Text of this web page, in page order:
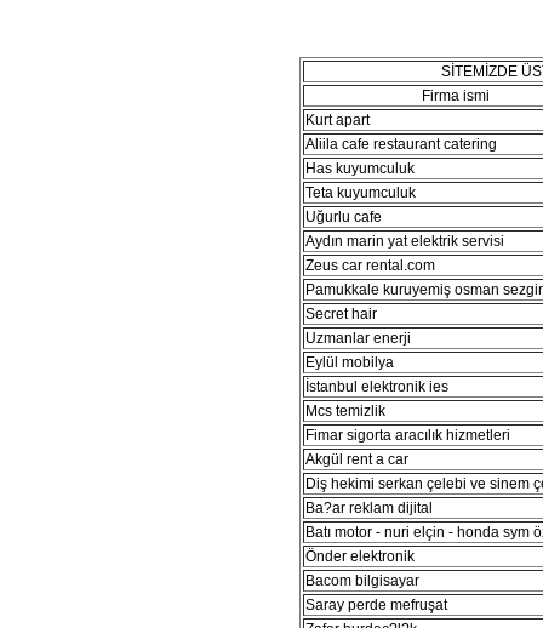
SİTEMİZDE
Firma ismi
Kurt apart
Aliila cafe restaurant catering
Has kuyumculuk
Teta kuyumculuk
Uğurlu cafe
Aydın marin yat elektrik servisi
Zeus car rental.com
Pamukkale kuruyemiş osman
Secret hair
Uzmanlar enerji
Eylül mobilya
İstanbul elektronik ies
Mcs temizlik
Fimar sigorta aracılık hizmetleri
Akgül rent a car
Diş hekimi serkan çelebi ve sinem
Ba?ar reklam dijital
Batı motor - nuri elçin - honda sym
Önder elektronik
Bacom bilgisayar
Saray perde mefruşat